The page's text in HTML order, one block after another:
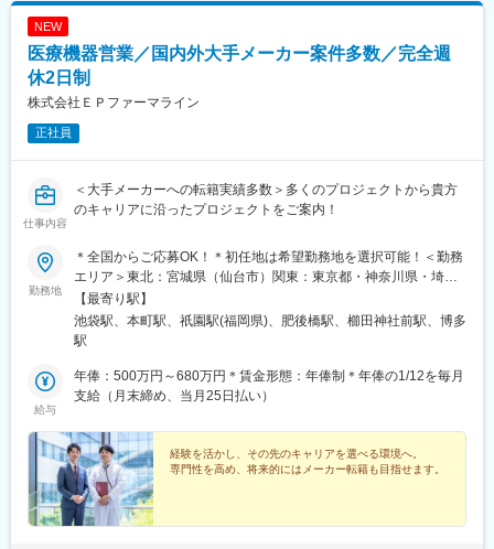
NEW
医療機器営業／国内外大手メーカー案件多数／完全週
休2日制
株式会社ＥＰファーマライン
正社員
仕事内容
＜大手メーカーへの転籍実績多数＞多くのプロジェクトから貴方
のキャリアに沿ったプロジェクトをご案内！
勤務地
＊全国からご応募OK！＊初任地は希望勤務地を選択可能！＜勤務
エリア＞東北：宮城県（仙台市）関東：東京都・神奈川県・埼玉
県・千葉県・栃木県・群馬県東海：愛知県・静岡県・岐阜県信
越：長野県（松本市）北陸：石川県（金沢市）関西：大阪府・兵
庫県中国：広島県四国：香川県（高松市）・愛媛県（松山市）九
県【東京本社】東京都豊島区西池袋3-27-12 池袋ウェストパーク
ビル＊各線「池袋駅」西口より徒歩5分【大阪オフィス】大阪府大
各線「本町駅」より徒歩1分【福岡オフィス】福岡県福岡市博多区
博多駅前2-19-24 大博センタービル6F＊JR・福岡市地下鉄各線
「博多駅」より徒歩5分
【最寄り駅】
池袋駅、本町駅、祇園駅(福岡県)、肥後橋駅、櫛田神社前駅、博多
駅
給与
年俸：500万円～680万円＊賃金形態：年俸制＊年俸の1/12を毎月
支給（月末締め、当月25日払い）
経験を活かし、その先のキャリアを選べる環境へ。
専門性を高め、将来的にはメーカー転籍も目指せます。